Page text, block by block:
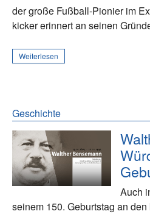
der große Fußball-Pionier im
kicker erinnert an seinen
Weiterlesen
Geschichte
Auch
seinem 150. Geburtstag an